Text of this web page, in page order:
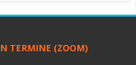
TERMINE (ZOOM)